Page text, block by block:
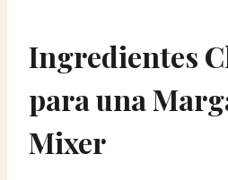
Ingredientes
para una
Mixer